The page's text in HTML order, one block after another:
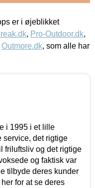
er i øjeblikket
, Pro-Outdoor.dk,
Outmore.dk, som alle har
i 1995 i et lille
service, det rigtige
friluftsliv og det rigtige
og faktisk var
tilbyde deres kunder
for at se deres